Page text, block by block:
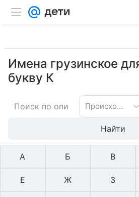
Имена грузинское
букву К
Происхождение имени
Найти
А Б В
Е Ж З